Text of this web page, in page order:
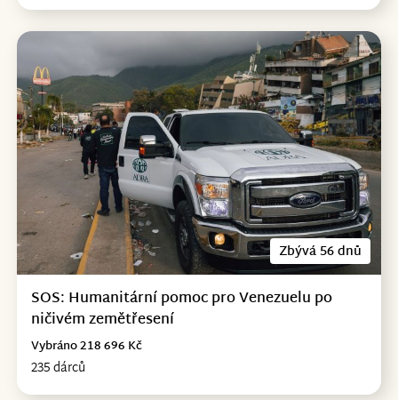
Zbývá 56 dnů
SOS: Humanitární pomoc pro Venezuelu po
ničivém zemětřesení
235 dárců
Vybráno 218 696 Kč